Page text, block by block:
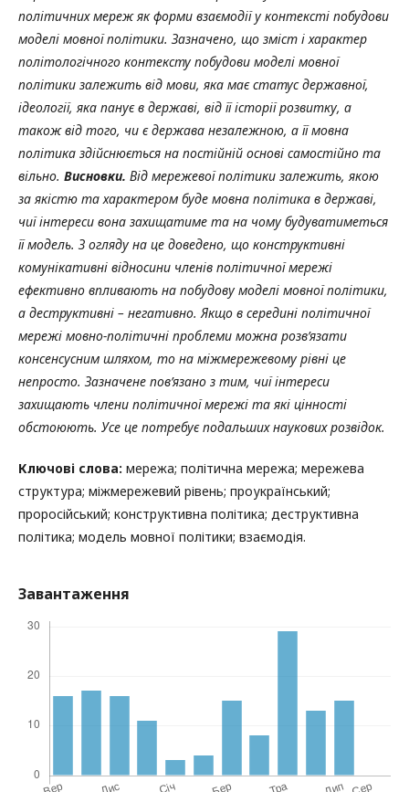
політичних мереж як форми взаємодії у контексті побудови
моделі мовної політики. Зазначено, що зміст і характер
політологічного контексту побудови моделі мовної
політики залежить від мови, яка має статус державної,
ідеології, яка панує в державі, від її історії розвитку, а
також від того, чи є держава незалежною, а її мовна
політика здійснюється на постійній основі самостійно та
вільно. Висновки. Від мережевої політики залежить, якою
за якістю та характером буде мовна політика в державі,
чиї інтереси вона захищатиме та на чому будуватиметься
її модель. З огляду на це доведено, що конструктивні
комунікативні відносини членів політичної мережі
ефективно впливають на побудову моделі мовної політики,
а деструктивні – негативно. Якщо в середині політичної
мережі мовно-політичні проблеми можна розв’язати
консенсусним шляхом, то на міжмережевому рівні це
непросто. Зазначене пов’язано з тим, чиї інтереси
захищають члени політичної мережі та які цінності
обстоюють. Усе це потребує подальших наукових розвідок.
Ключові слова: мережа; політична мережа; мережева
структура; міжмережевий рівень; проукраїнський;
проросійський; конструктивна політика; деструктивна
політика; модель мовної політики; взаємодія.
Завантаження